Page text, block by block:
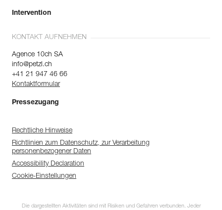
Intervention
KONTAKT AUFNEHMEN
Agence 10ch SA
info@petzl.ch
+41 21 947 46 66
Kontaktformular
Pressezugang
Rechtliche Hinweise
Richtlinien zum Datenschutz, zur Verarbeitung
personenbezogener Daten
Accessibility Declaration
Cookie-Einstellungen
Die dargestellten Aktivitäten sind mit Risiken und Gefahren verbunden. Jeder